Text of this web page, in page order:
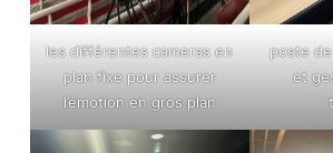
les différentes cameras en
plan fixe pour assurer
l’émotion en gros plan
poste
et